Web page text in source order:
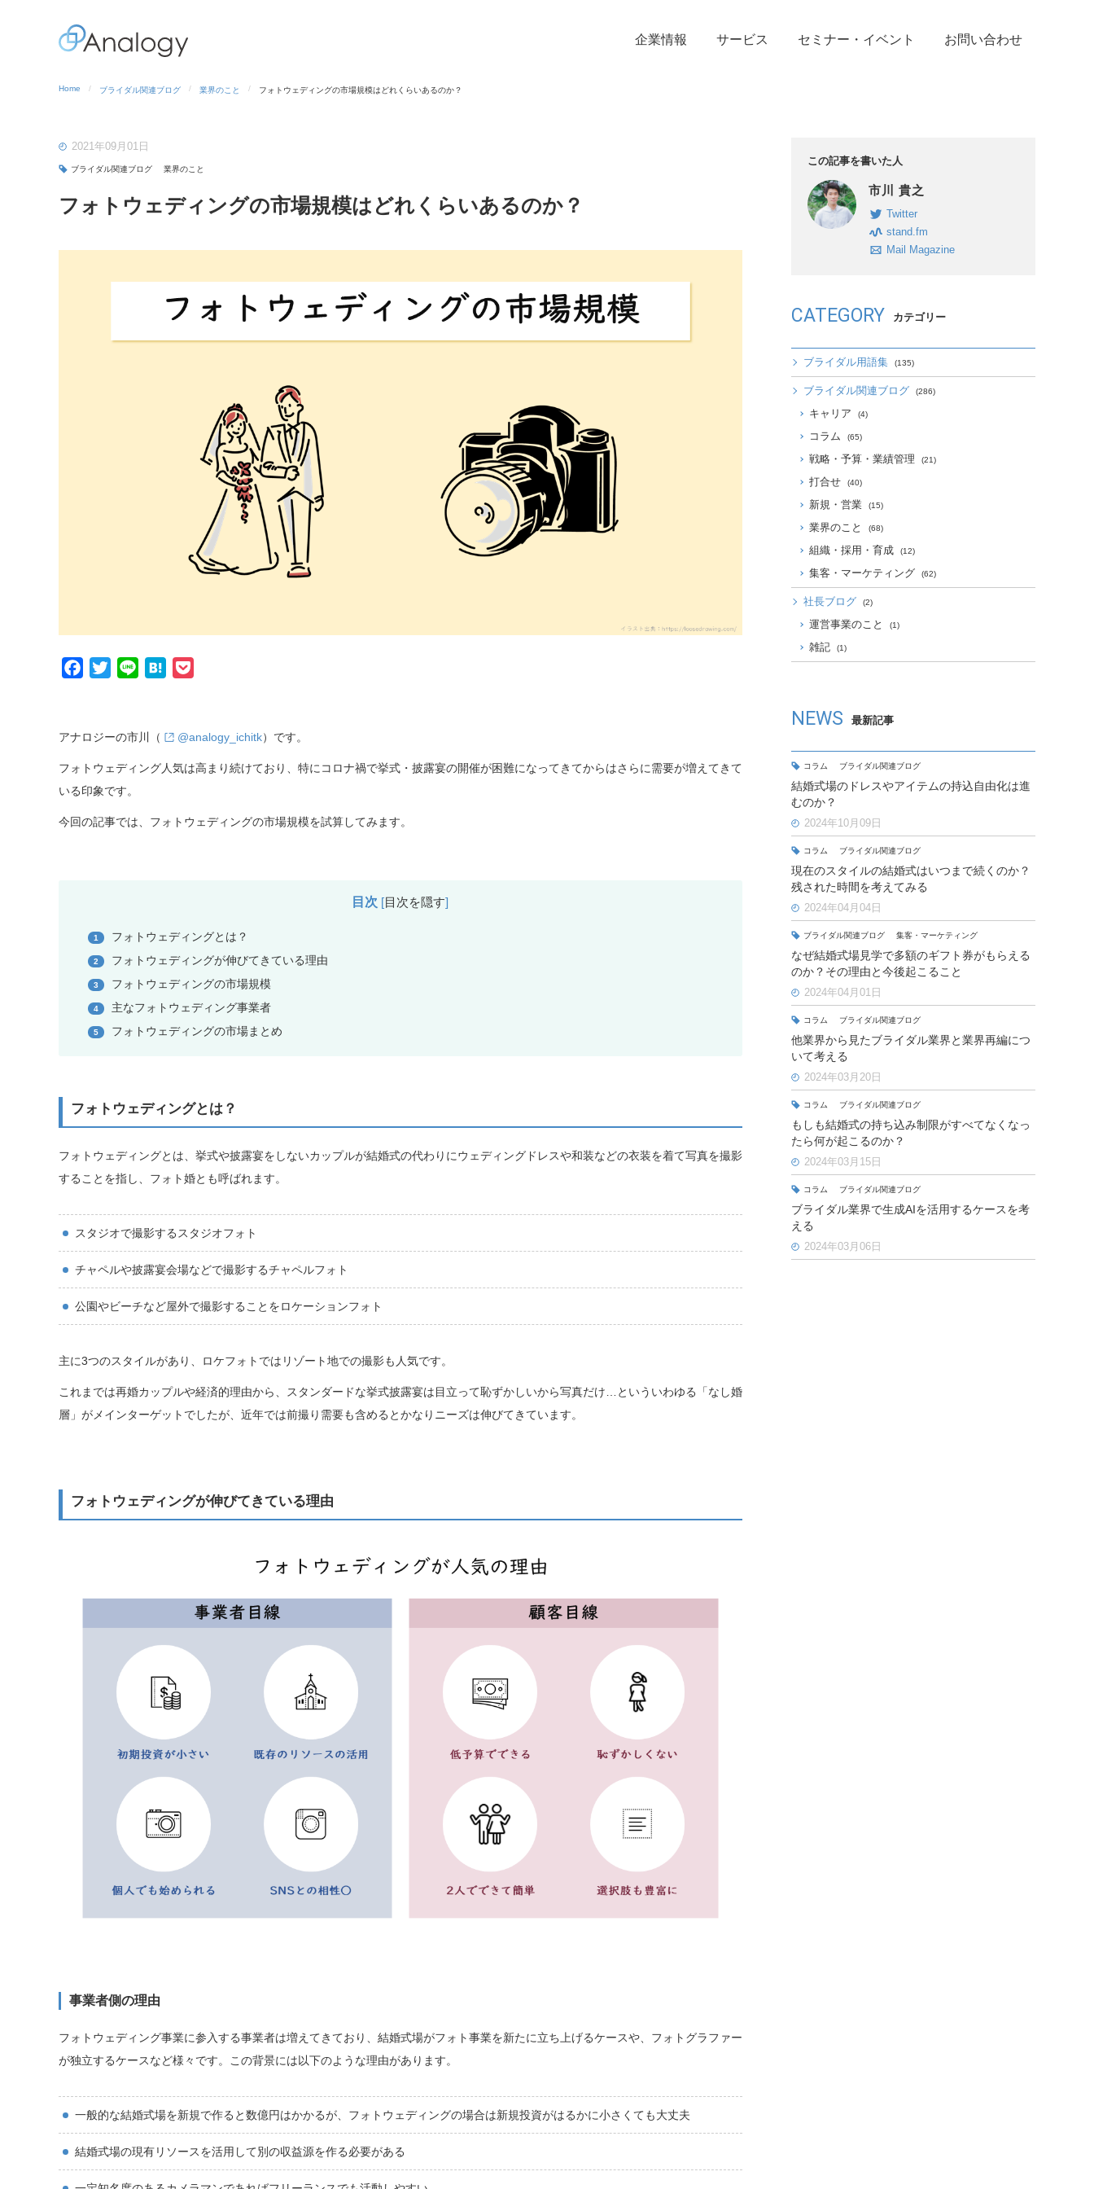
企業情報 サービス セミナー・イベント お問い合わせ
Home ブライダル関連ブログ 業界のこと フォトウェディングの市場規模はどれくらいあるのか？
2021年09月01日
ブライダル関連ブログ 業界のこと
フォトウェディングの市場規模はどれくらいあるのか？
Facebook
Twitter Line Hatena
アナロジーの市川（ @analogy_ichitk）です。
フォトウェディング人気は高まり続けており、特にコロナ禍で挙式・披露宴の開催が困難になってきてからはさらに需要が増えてきて
いる印象です。
今回の記事では、フォトウェディングの市場規模を試算してみます。
目次 [目次を隠す]
1 フォトウェディングとは？
2 フォトウェディングが伸びてきている理由
3 フォトウェディングの市場規模
4 主なフォトウェディング事業者
5 フォトウェディングの市場まとめ
フォトウェディングとは？
フォトウェディングとは、挙式や披露宴をしないカップルが結婚式の代わりにウェディングドレスや和装などの衣装を着て写真を撮影
することを指し、フォト婚とも呼ばれます。
スタジオで撮影するスタジオフォト
チャペルや披露宴会場などで撮影するチャペルフォト
公園やビーチなど屋外で撮影することをロケーションフォト
主に3つのスタイルがあり、ロケフォトではリゾート地での撮影も人気です。
これまでは再婚カップルや経済的理由から、スタンダードな挙式披露宴は目立って恥ずかしいから写真だけ…といういわゆる「なし婚
層」がメインターゲットでしたが、近年では前撮り需要も含めるとかなりニーズは伸びてきています。
フォトウェディングが伸びてきている理由
事業者側の理由
フォトウェディング事業に参入する事業者は増えてきており、結婚式場がフォト事業を新たに立ち上げるケースや、フォトグラファー
が独立するケースなど様々です。この背景には以下のような理由があります。
一般的な結婚式場を新規で作ると数億円はかかるが、フォトウェディングの場合は新規投資がはるかに小さくても大丈夫
結婚式場の現有リソースを活用して別の収益源を作る必要がある
この記事を書いた人
市川 貴之
Twitter
stand.fm
Mail Magazine
CATEGORY カテゴリー
ブライダル用語集 (135)
ブライダル関連ブログ (286)
キャリア (4)
コラム (65)
戦略・予算・業績管理 (21)
打合せ (40)
新規・営業 (15)
業界のこと (68)
組織・採用・育成 (12)
集客・マーケティング (62)
社長ブログ (2)
運営事業のこと (1)
雑記 (1)
NEWS 最新記事
コラム ブライダル関連ブログ
結婚式場のドレスやアイテムの持込自由化は進
むのか？
2024年10月09日
コラム ブライダル関連ブログ
現在のスタイルの結婚式はいつまで続くのか？
残された時間を考えてみる
2024年04月04日
ブライダル関連ブログ 集客・マーケティング
なぜ結婚式場見学で多額のギフト券がもらえる
のか？その理由と今後起こること
2024年04月01日
コラム ブライダル関連ブログ
他業界から見たブライダル業界と業界再編につ
いて考える
2024年03月20日
コラム ブライダル関連ブログ
もしも結婚式の持ち込み制限がすべてなくなっ
たら何が起こるのか？
2024年03月15日
コラム ブライダル関連ブログ
ブライダル業界で生成AIを活用するケースを考
える
2024年03月06日